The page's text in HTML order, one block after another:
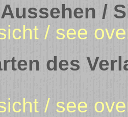
/
/ see
des
/ see